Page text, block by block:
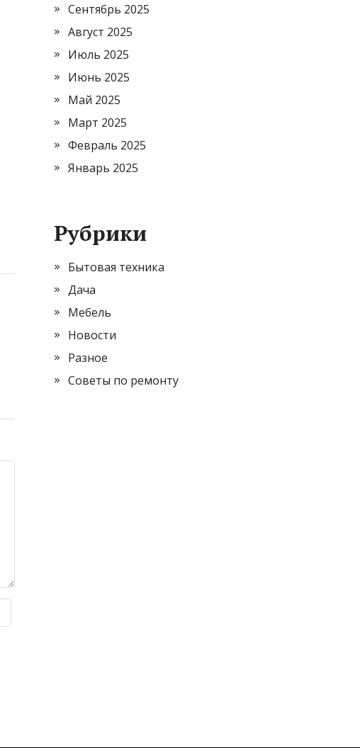
Сентябрь 2025
Август 2025
Июль 2025
Июнь 2025
Май 2025
Март 2025
Февраль 2025
Январь 2025
Рубрики
Бытовая техника
Дача
Мебель
Новости
Разное
Советы по ремонту